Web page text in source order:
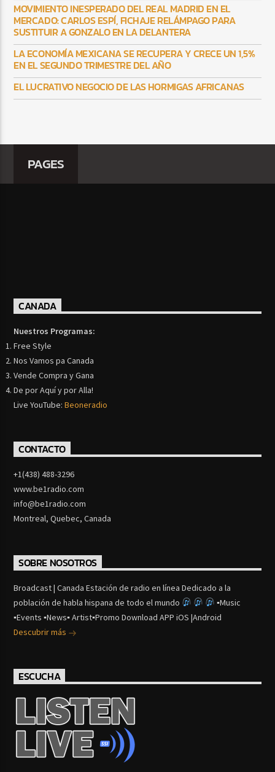
MOVIMIENTO INESPERADO DEL REAL MADRID EN EL
MERCADO: CARLOS ESPÍ, FICHAJE RELÁMPAGO PARA
SUSTITUIR A GONZALO EN LA DELANTERA
LA ECONOMÍA MEXICANA SE RECUPERA Y CRECE UN 1,5%
EN EL SEGUNDO TRIMESTRE DEL AÑO
EL LUCRATIVO NEGOCIO DE LAS HORMIGAS AFRICANAS
PAGES
CANADA
Nuestros Programas:
Free Style
Nos Vamos pa Canada
Vende Compra y Gana
De por Aquí y por Alla!
Live YouTube:Beoneradio
CONTACTO
+1(438) 488-3296
www.be1radio.com
info@be1radio.com
Montreal, Quebec, Canada
SOBRE NOSOTROS
Broadcast | Canada Estación de radio en línea Dedicado a la
población de habla hispana de todo el mundo
▪Music
▪Events ▪News▪ Artist▪Promo Download APP iOS |Android
Descubrir más
ESCUCHA